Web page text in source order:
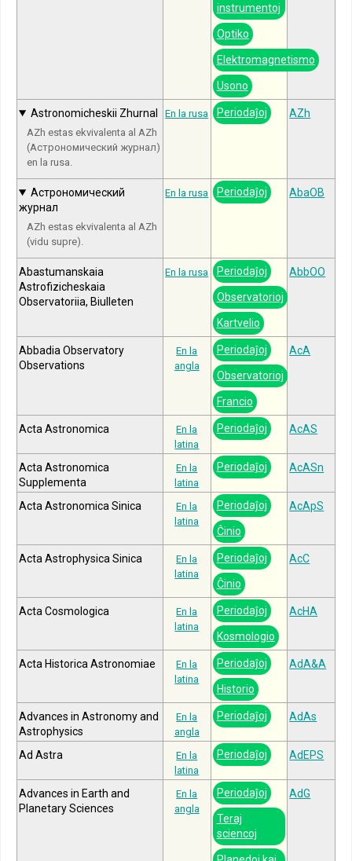
instrumentoj
Optiko
Elektromagnetismo
Usono
Astronomicheskii Zhurnal
AZh estas ekvivalenta al AZh
(Астрономический журнал)
en la rusa.
En la rusa Periodaĵoj AZh
Астрономический
журнал
AZh estas ekvivalenta al AZh
(vidu supre).
En la rusa Periodaĵoj AbaOB
Abastumanskaia
Astrofizicheskaia
Observatoriia, Biulleten
En la rusa Periodaĵoj
Observatorioj
Kartvelio
AbbOO
Abbadia Observatory
Observations
En la
angla
Periodaĵoj
Observatorioj
Francio
AcA
Acta Astronomica
En la
latina
Periodaĵoj AcAS
Acta Astronomica
Supplementa
En la
latina
Periodaĵoj AcASn
Acta Astronomica Sinica
En la
latina
Periodaĵoj
Ĉinio
AcApS
Acta Astrophysica Sinica
En la
latina
Periodaĵoj
Ĉinio
AcC
Acta Cosmologica
En la
latina
Periodaĵoj
Kosmologio
AcHA
Acta Historica Astronomiae
En la
latina
Periodaĵoj
Historio
AdA&A
Advances in Astronomy and
Astrophysics
En la
angla
Periodaĵoj AdAs
Ad Astra
En la
latina
Periodaĵoj AdEPS
Advances in Earth and
Planetary Sciences
En la
angla
Periodaĵoj
Teraj
sciencoj
AdG